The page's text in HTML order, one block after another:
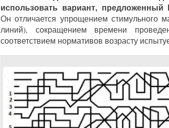
использовать вариант,
Он отличается упрощением стимульного
линий), сокращением времени
соответствием нормативов возрасту